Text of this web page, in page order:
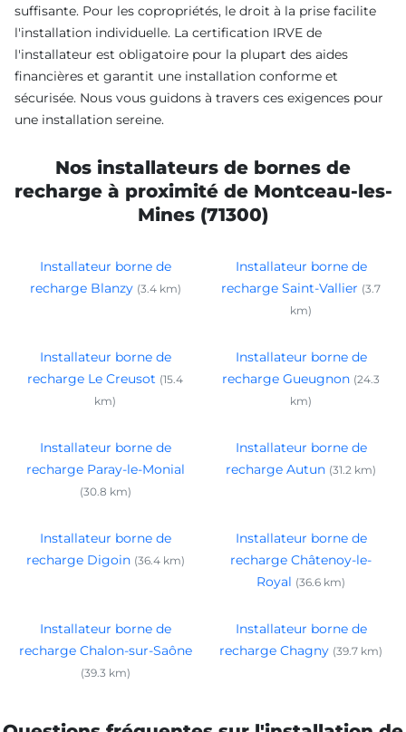
suffisante. Pour les copropriétés, le droit à la prise facilite
l'installation individuelle. La certification IRVE de
l'installateur est obligatoire pour la plupart des aides
financières et garantit une installation conforme et
sécurisée. Nous vous guidons à travers ces exigences pour
une installation sereine.
Nos installateurs de bornes de
recharge à proximité de Montceau-les-
Mines (71300)
Installateur borne de
recharge Blanzy (3.4 km)
Installateur borne de
recharge Saint-Vallier (3.7
km)
Installateur borne de
recharge Le Creusot (15.4
km)
Installateur borne de
recharge Gueugnon (24.3
km)
Installateur borne de
recharge Paray-le-Monial
(30.8 km)
Installateur borne de
recharge Autun (31.2 km)
Installateur borne de
recharge Digoin (36.4 km)
Installateur borne de
recharge Châtenoy-le-
Royal (36.6 km)
Installateur borne de
recharge Chalon-sur-Saône
(39.3 km)
Installateur borne de
recharge Chagny (39.7 km)